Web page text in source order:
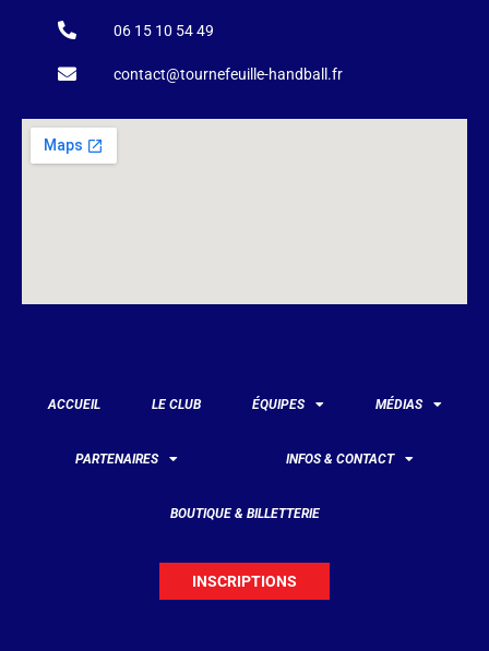
06 15 10 54 49
contact@tournefeuille-handball.fr
ACCUEIL LE CLUB ÉQUIPES MÉDIAS
PARTENAIRES INFOS & CONTACT
BOUTIQUE & BILLETTERIE
INSCRIPTIONS